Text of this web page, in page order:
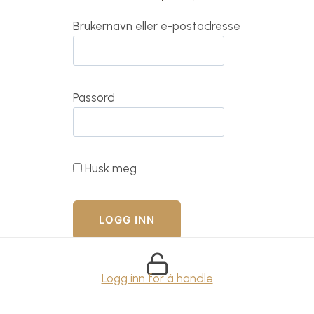
Brukernavn eller e-postadresse
Passord
Husk meg
Logg inn for å handle